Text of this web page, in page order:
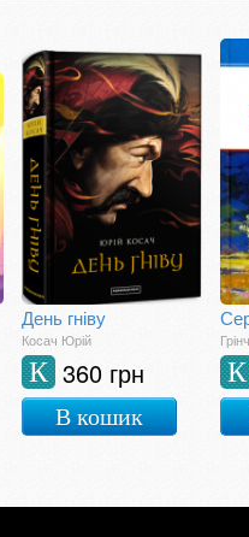
День гніву
Косач Юрій
360 грн
К
В кошик
К